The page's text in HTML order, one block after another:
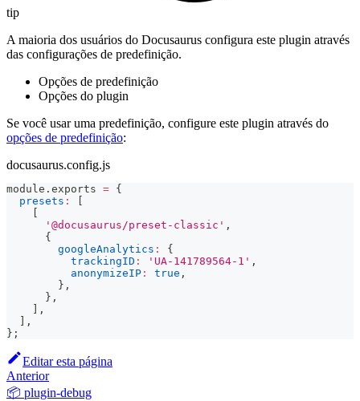
tip
A maioria dos usuários do Docusaurus configura este plugin através
das configurações de predefinição.
Opções de predefinição
Opções do plugin
Se você usar uma predefinição, configure este plugin através do
opções de predefinição:
docusaurus.config.js
module . exports = {
presets :
'@docusaurus/preset-classic' ,
{
googleAnalytics :
{
trackingID : 'UA-141789564-1' ,
anonymizeIP : true ,
} ,
} ,
,
,
} ;
Editar esta página
Anterior
📦 plugin-debug